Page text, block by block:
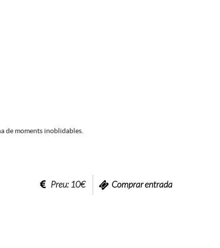
de moments inoblidables.
Preu: 10€ Comprar entrada